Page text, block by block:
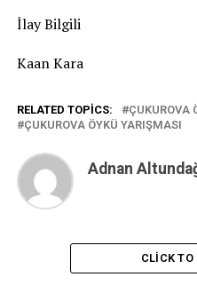
İlay Bilgili
Kaan Kara
RELATED TOPICS:
ÇUKUROVA
ÇUKUROVA ÖYKÜ YARIŞMASI
Adnan
CLICK